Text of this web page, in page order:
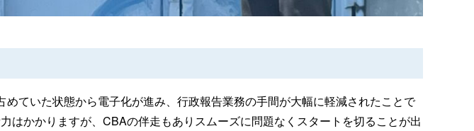
めていた状態から電子化が進み、行政報告業務の手間が大幅に軽減されたことで
はかかりますが、CBAの伴走もありスムーズに問題なくスタートを切ることが出